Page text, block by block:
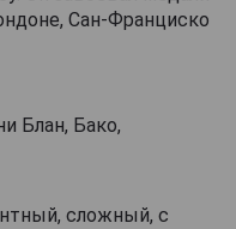
Сан-Франциско
Блан, Бако,
сложный, с